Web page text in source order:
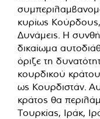
κυρίως
Δυνάμεις. Η
δικαίωμα
όριζε τη
κουρδικού
ως Κουρδιστάν.
κράτος θα
Τουρκίας, Ιράκ,